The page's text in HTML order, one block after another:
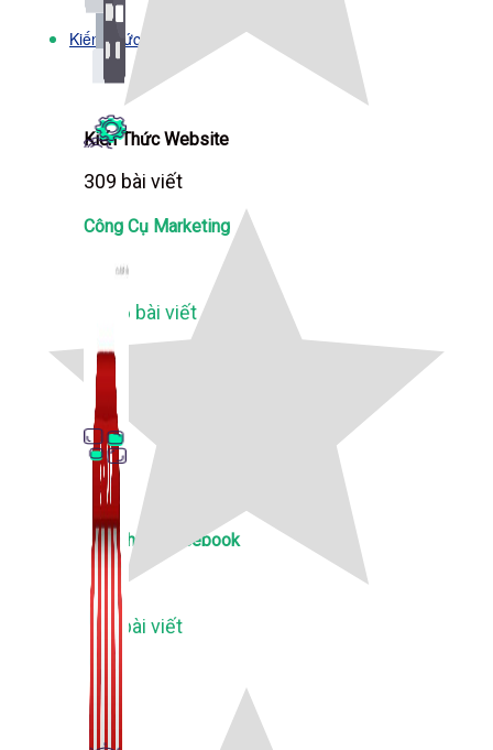
Kiến Thức Website
309 bài viết
Kiến Thức Marketing
Công Cụ Marketing
1,066 bài viết
Thủ Thuật Facebook
536 bài viết